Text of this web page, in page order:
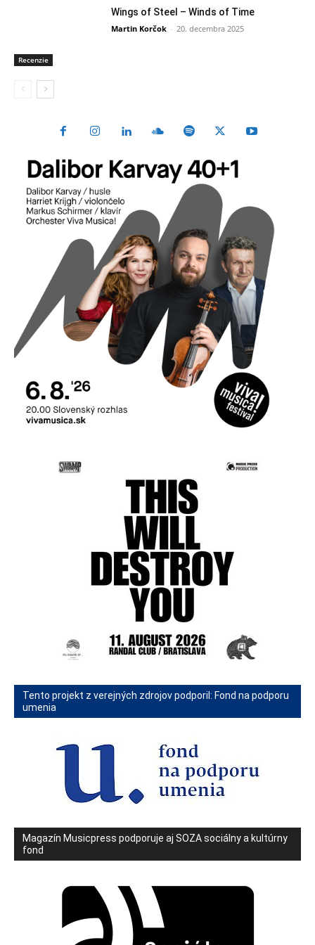
Recenzie
Wings of Steel – Winds of Time
Martin Korčok - 20. decembra 2025
Tento projekt z verejných zdrojov podporil: Fond na podporu
umenia
Magazín Musicpress podporuje aj SOZA sociálny a kultúrny
fond